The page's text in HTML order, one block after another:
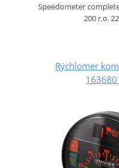
Speedometer
200 r.o.
Rýchlomer